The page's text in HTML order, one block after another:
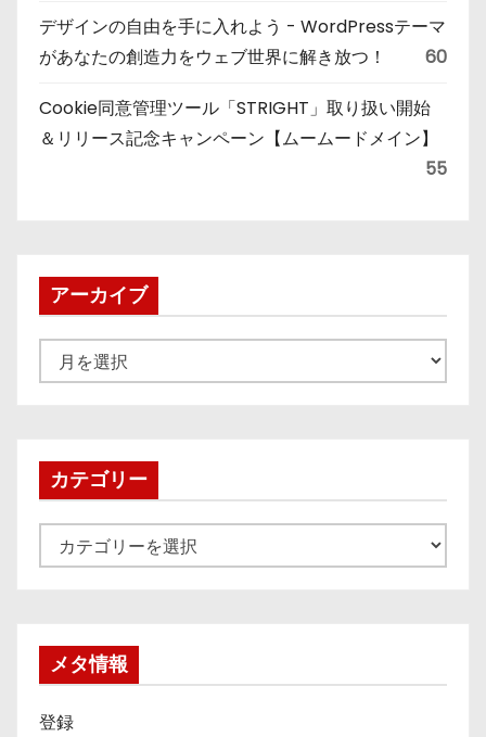
デザインの自由を手に入れよう - WordPressテーマ
があなたの創造力をウェブ世界に解き放つ！
60
Cookie同意管理ツール「STRIGHT」取り扱い開始
＆リリース記念キャンペーン【ムームードメイン】
55
アーカイブ
ー
ブカテゴリー
テ
メタ情報
登録